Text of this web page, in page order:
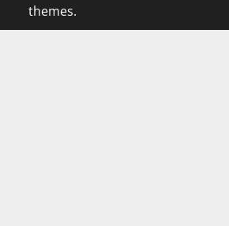
themes.